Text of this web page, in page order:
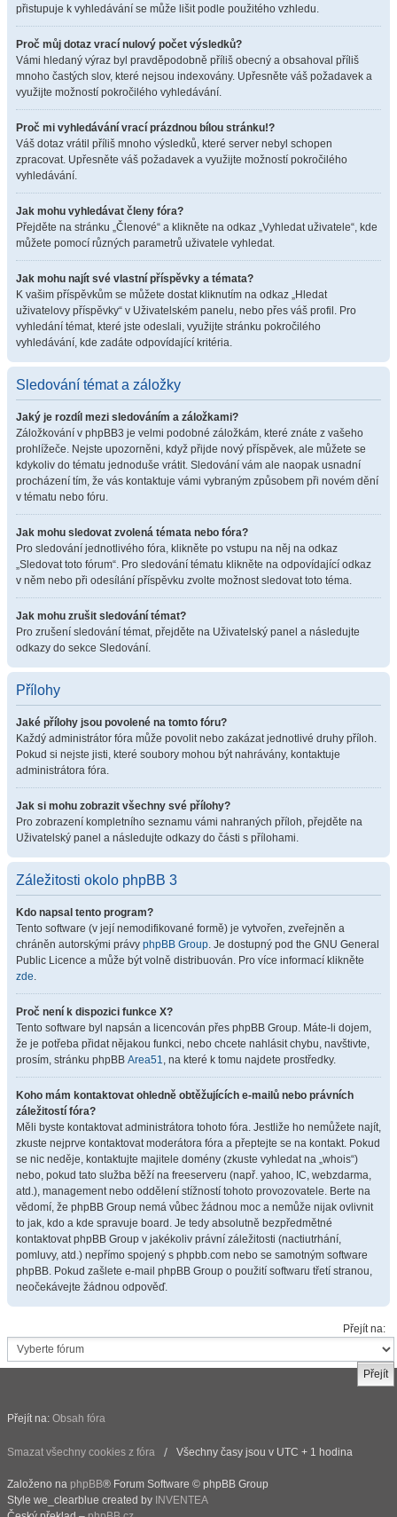
přistupuje k vyhledávání se může lišit podle použitého vzhledu.
Proč můj dotaz vrací nulový počet výsledků?
Vámi hledaný výraz byl pravděpodobně příliš obecný a obsahoval příliš
mnoho častých slov, které nejsou indexovány. Upřesněte váš požadavek a
využijte možností pokročilého vyhledávání.
Proč mi vyhledávání vrací prázdnou bílou stránku!?
Váš dotaz vrátil příliš mnoho výsledků, které server nebyl schopen
zpracovat. Upřesněte váš požadavek a využijte možností pokročilého
vyhledávání.
Jak mohu vyhledávat členy fóra?
Přejděte na stránku „Členové“ a klikněte na odkaz „Vyhledat uživatele“, kde
můžete pomocí různých parametrů uživatele vyhledat.
Jak mohu najít své vlastní příspěvky a témata?
K vašim příspěvkům se můžete dostat kliknutím na odkaz „Hledat
uživatelovy příspěvky“ v Uživatelském panelu, nebo přes váš profil. Pro
vyhledání témat, které jste odeslali, využijte stránku pokročilého
vyhledávání, kde zadáte odpovídající kritéria.
Sledování témat a záložky
Jaký je rozdíl mezi sledováním a záložkami?
Záložkování v phpBB3 je velmi podobné záložkám, které znáte z vašeho
prohlížeče. Nejste upozorněni, když přijde nový příspěvek, ale můžete se
kdykoliv do tématu jednoduše vrátit. Sledování vám ale naopak usnadní
procházení tím, že vás kontaktuje vámi vybraným způsobem při novém dění
v tématu nebo fóru.
Jak mohu sledovat zvolená témata nebo fóra?
Pro sledování jednotlivého fóra, klikněte po vstupu na něj na odkaz
„Sledovat toto fórum“. Pro sledování tématu klikněte na odpovídající odkaz
v něm nebo při odesílání příspěvku zvolte možnost sledovat toto téma.
Jak mohu zrušit sledování témat?
Pro zrušení sledování témat, přejděte na Uživatelský panel a následujte
odkazy do sekce Sledování.
Přílohy
Jaké přílohy jsou povolené na tomto fóru?
Každý administrátor fóra může povolit nebo zakázat jednotlivé druhy příloh.
Pokud si nejste jisti, které soubory mohou být nahrávány, kontaktuje
administrátora fóra.
Jak si mohu zobrazit všechny své přílohy?
Pro zobrazení kompletního seznamu vámi nahraných příloh, přejděte na
Uživatelský panel a následujte odkazy do části s přílohami.
Záležitosti okolo phpBB 3
Kdo napsal tento program?
Tento software (v její nemodifikované formě) je vytvořen, zveřejněn a
chráněn autorskými právy phpBB Group. Je dostupný pod the GNU General
Public Licence a může být volně distribuován. Pro více informací klikněte
zde.
Proč není k dispozici funkce X?
Tento software byl napsán a licencován přes phpBB Group. Máte-li dojem,
že je potřeba přidat nějakou funkci, nebo chcete nahlásit chybu, navštivte,
prosím, stránku phpBB Area51, na které k tomu najdete prostředky.
Koho mám kontaktovat ohledně obtěžujících e-mailů nebo právních
záležitostí fóra?
Měli byste kontaktovat administrátora tohoto fóra. Jestliže ho nemůžete najít,
zkuste nejprve kontaktovat moderátora fóra a přeptejte se na kontakt. Pokud
se nic neděje, kontaktujte majitele domény (zkuste vyhledat na „whois“)
nebo, pokud tato služba běží na freeserveru (např. yahoo, IC, webzdarma,
atd.), management nebo oddělení stížností tohoto provozovatele. Berte na
vědomí, že phpBB Group nemá vůbec žádnou moc a nemůže nijak ovlivnit
to jak, kdo a kde spravuje board. Je tedy absolutně bezpředmětné
kontaktovat phpBB Group v jakékoliv právní záležitosti (nactiutrhání,
pomluvy, atd.) nepřímo spojený s phpbb.com nebo se samotným software
phpBB. Pokud zašlete e-mail phpBB Group o použití softwaru třetí stranou,
neočekávejte žádnou odpověď.
Přejít na:
Přejít na: Obsah fóra
Smazat všechny cookies z fóra Všechny časy jsou v UTC + 1 hodina
Založeno na phpBB® Forum Software © phpBB Group
Style we_clearblue created by INVENTEA